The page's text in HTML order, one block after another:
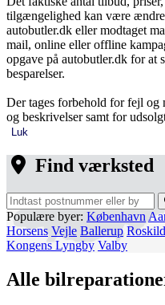
tilgængelighed kan være
autobutler.dk eller modtaget
mail, online eller offline
opgave på autobutler.dk for at
besparelser.
Der tages forbehold for fejl og
og beskrivelser samt for
Luk
Find værksted
Populære byer: København
Horsens Vejle Ballerup
Kongens Lyngby Valby
Alle